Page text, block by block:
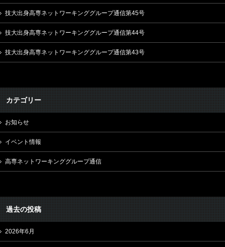
技大出身高専ネットワーキンググループ通信第45号
技大出身高専ネットワーキンググループ通信第44号
技大出身高専ネットワーキンググループ通信第43号
カテゴリー
お知らせ
イベント情報
高専ネットワーキンググループ通信
過去の投稿
2026年6月